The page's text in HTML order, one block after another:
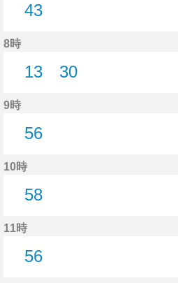
43
8時
13
30
9時
56
10時
58
11時
56